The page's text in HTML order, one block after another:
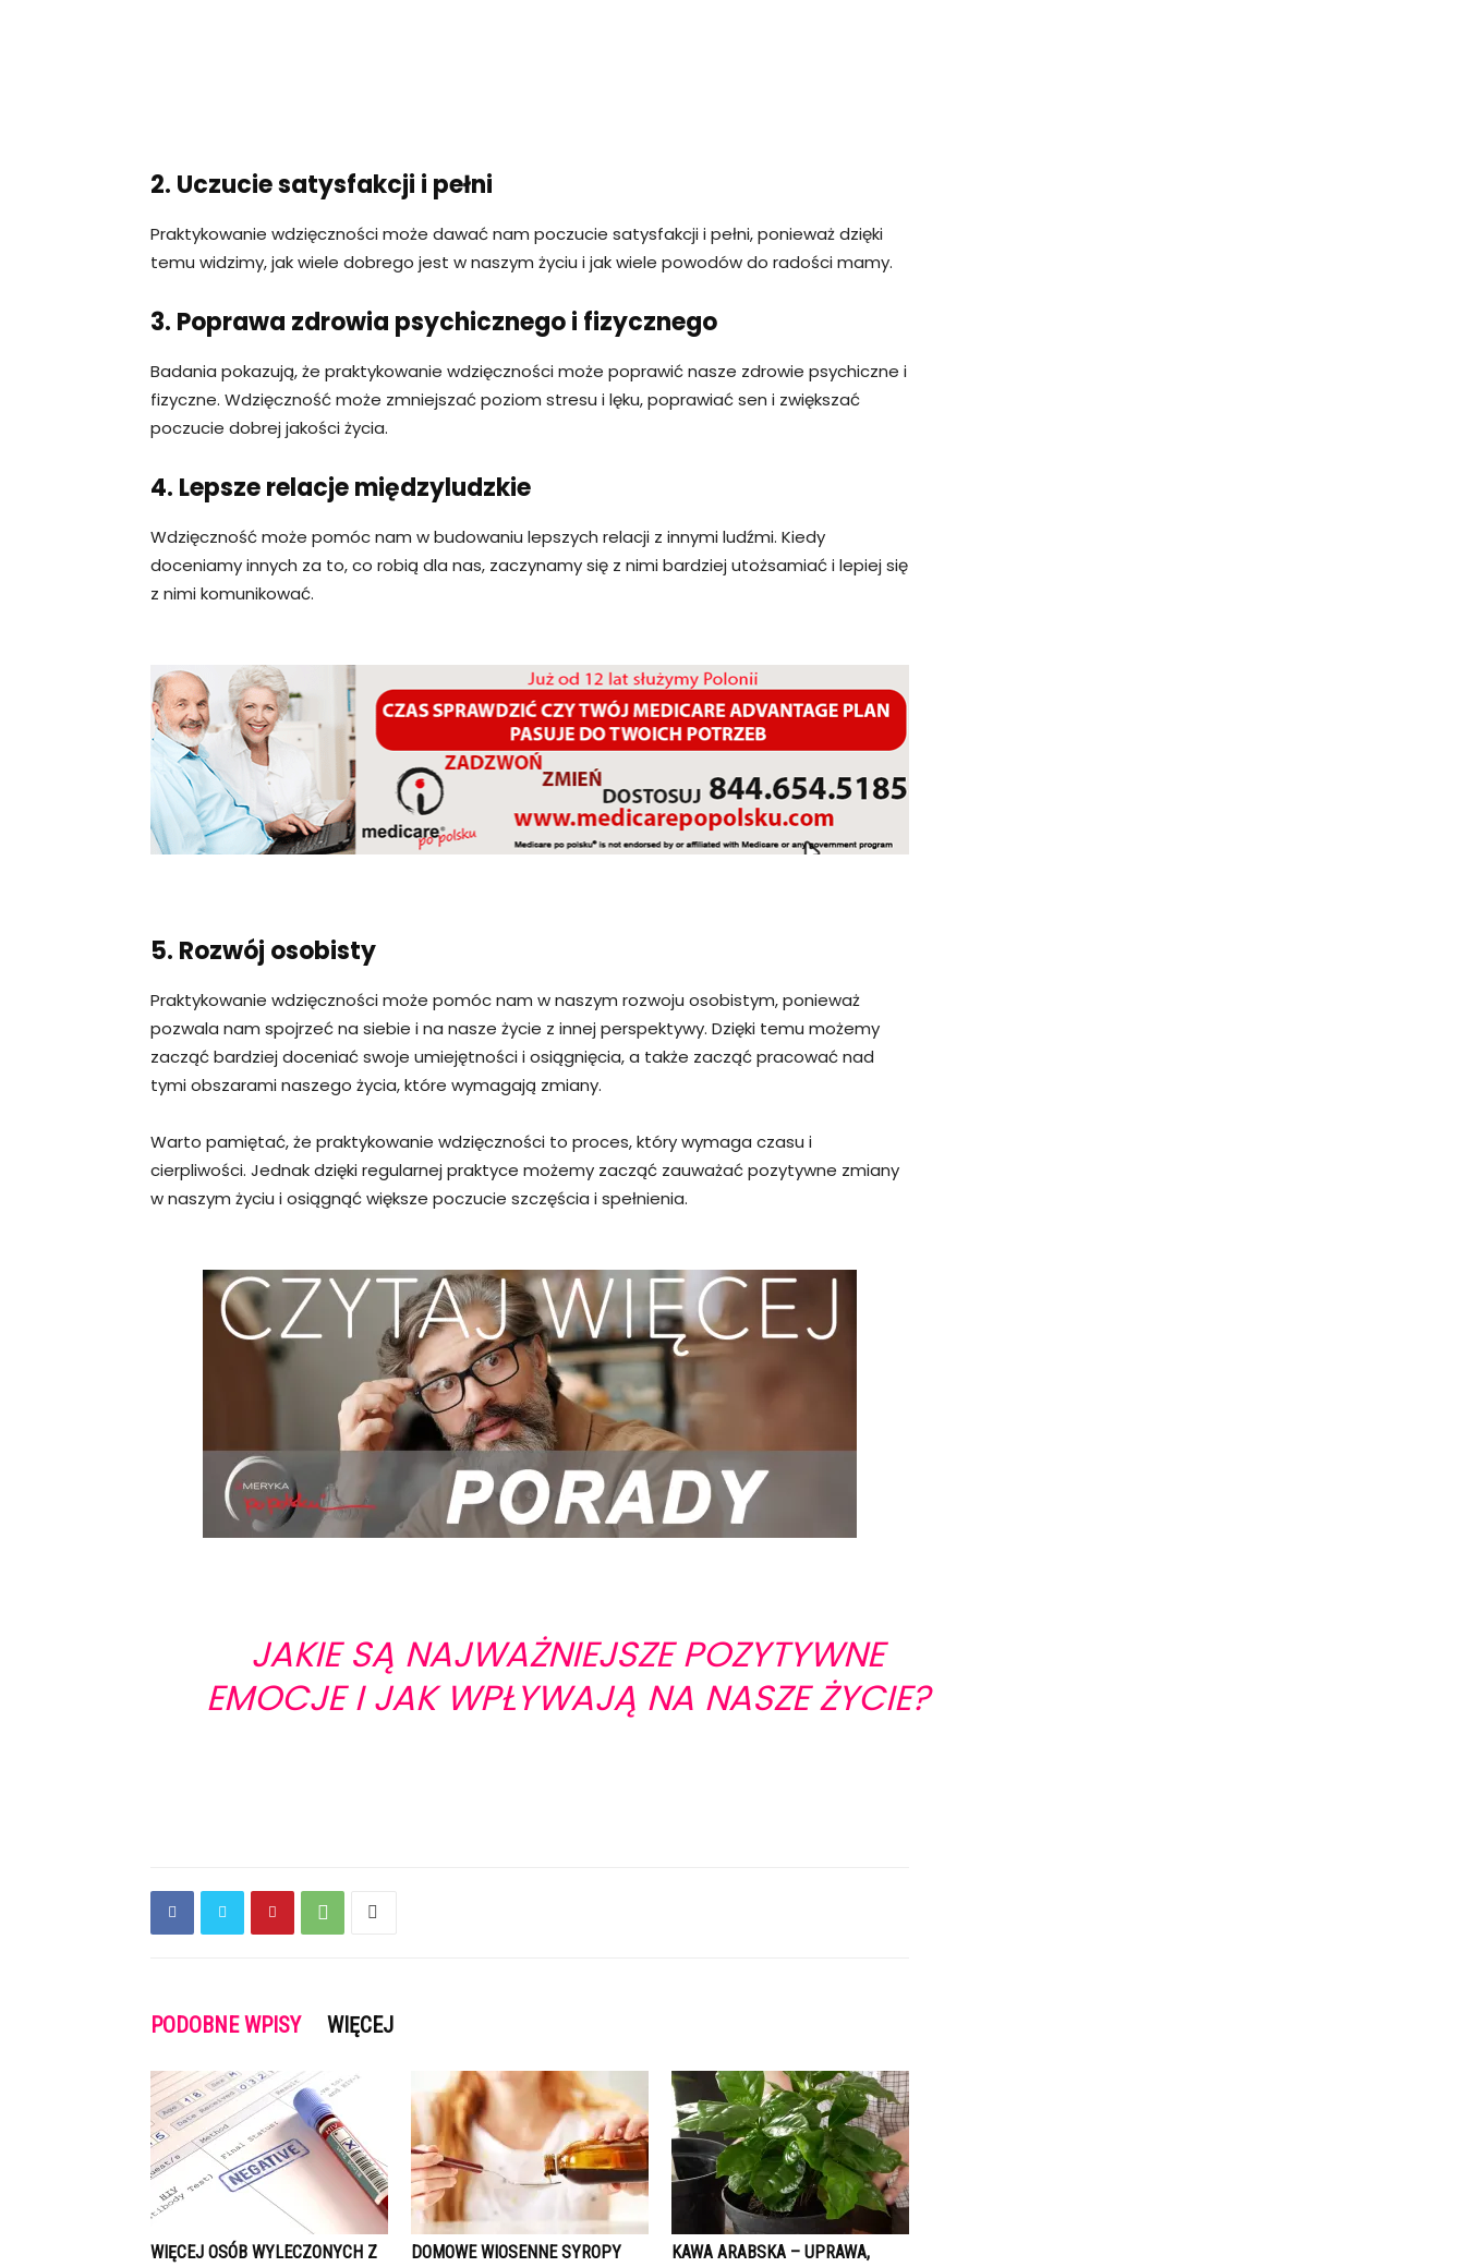
2. Uczucie satysfakcji i pełni
Praktykowanie wdzięczności może dawać nam poczucie satysfakcji i pełni, ponieważ dzięki
temu widzimy, jak wiele dobrego jest w naszym życiu i jak wiele powodów do radości mamy.
3. Poprawa zdrowia psychicznego i fizycznego
Badania pokazują, że praktykowanie wdzięczności może poprawić nasze zdrowie psychiczne i
fizyczne. Wdzięczność może zmniejszać poziom stresu i lęku, poprawiać sen i zwiększać
poczucie dobrej jakości życia.
4. Lepsze relacje międzyludzkie
Wdzięczność może pomóc nam w budowaniu lepszych relacji z innymi ludźmi. Kiedy
doceniamy innych za to, co robią dla nas, zaczynamy się z nimi bardziej utożsamiać i lepiej się
z nimi komunikować.
5. Rozwój osobisty
Praktykowanie wdzięczności może pomóc nam w naszym rozwoju osobistym, ponieważ
pozwala nam spojrzeć na siebie i na nasze życie z innej perspektywy. Dzięki temu możemy
zacząć bardziej doceniać swoje umiejętności i osiągnięcia, a także zacząć pracować nad
tymi obszarami naszego życia, które wymagają zmiany.
Warto pamiętać, że praktykowanie wdzięczności to proces, który wymaga czasu i
cierpliwości. Jednak dzięki regularnej praktyce możemy zacząć zauważać pozytywne zmiany
w naszym życiu i osiągnąć większe poczucie szczęścia i spełnienia.
JAKIE SĄ NAJWAŻNIEJSZE POZYTYWNE
EMOCJE I JAK WPŁYWAJĄ NA NASZE ŻYCIE?
PODOBNE WPISY WIĘCEJ
WIĘCEJ OSÓB WYLECZONYCH Z
DOMOWE WIOSENNE SYROPY
KAWA ARABSKA – UPRAWA,